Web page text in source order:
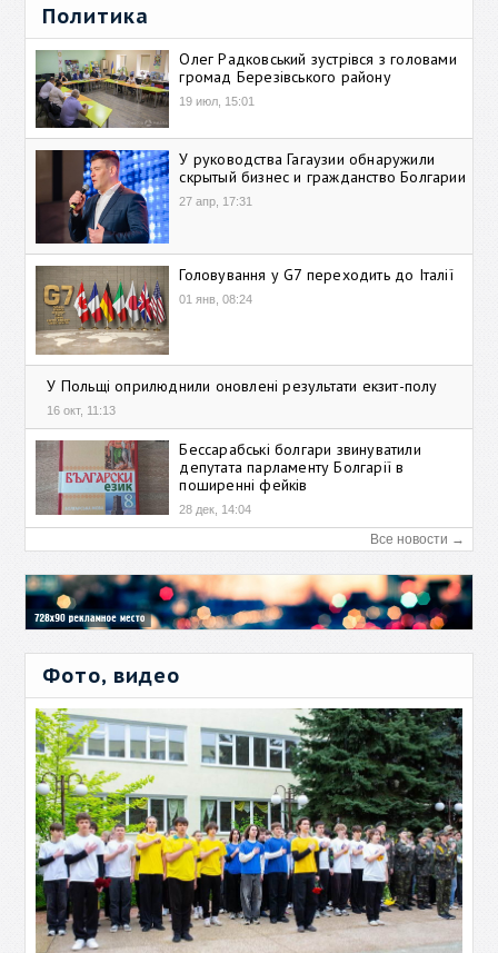
Политика
Олег Радковський зустрівся з головами
громад Березівського району
19 июл, 15:01
У руководства Гагаузии обнаружили
скрытый бизнес и гражданство Болгарии
27 апр, 17:31
Головування у G7 переходить до Італії
01 янв, 08:24
У Польщі оприлюднили оновлені результати екзит-полу
16 окт, 11:13
Бессарабські болгари звинуватили
депутата парламенту Болгарії в
поширенні фейків
28 дек, 14:04
Все новости →
Фото, видео